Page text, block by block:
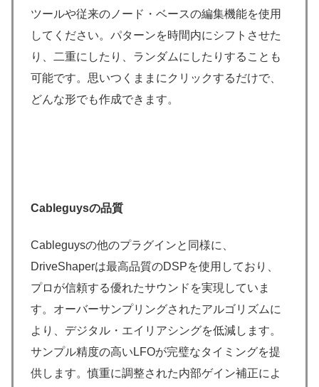
ツールや従来のノード・ベースの編集機能を使用
してください。パターンを時間内にシフトさせた
り、二重にしたり、ランダムにしたりすることも
可能です。思いつくままにクリックするだけで、
どんな形でも作成できます。
Cableguysの品質
Cableguysの他のプラグインと同様に、
DriveShaperは最高品質のDSPを使用しており、
プロが信頼する優れたサウンドを実現していま
す。オーバーサンプリングされたアルゴリズムに
より、デジタル・エイリアシングを低減します。
サンプル精度の高いLFOが完璧なタイミングを提
供します。慎重に調整された内部ゲイン補正によ